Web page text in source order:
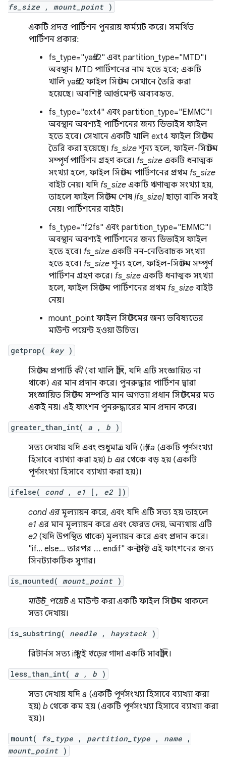
fs_size , mount_point )
একটি প্রদত্ত পার্টিশন পুনরায় ফর্ম্যাট করে। সমর্থিত
পার্টিশন প্রকার:
fs_type="yaffs2" এবং partition_type="MTD"।
অবস্থান MTD পার্টিশনের নাম হতে হবে; একটি
খালি yaffs2 ফাইল সিস্টেম সেখানে তৈরি করা
হয়েছে। অবশিষ্ট আর্গুমেন্ট অব্যবহৃত.
fs_type="ext4" এবং partition_type="EMMC"।
অবস্থান অবশ্যই পার্টিশনের জন্য ডিভাইস ফাইল
হতে হবে। সেখানে একটি খালি ext4 ফাইল সিস্টেম
তৈরি করা হয়েছে। fs_sizeশূন্য হলে, ফাইল-সিস্টেম
সম্পূর্ণ পার্টিশন গ্রহণ করে। fs_size একটি ধনাত্মক
সংখ্যা হলে, ফাইল সিস্টেম পার্টিশনের প্রথম fs_size
বাইট নেয়। যদি fs_size একটি ঋণাত্মক সংখ্যা হয়,
তাহলে ফাইল সিস্টেম শেষ |fs_size| ছাড়া বাকি সবই
নেয়। পার্টিশনের বাইট।
fs_type="f2fs" এবং partition_type="EMMC"।
অবস্থান অবশ্যই পার্টিশনের জন্য ডিভাইস ফাইল
হতে হবে। fs_size একটি নন-নেতিবাচক সংখ্যা
হতে হবে। fs_sizeশূন্য হলে, ফাইল-সিস্টেম সম্পূর্ণ
পার্টিশন গ্রহণ করে। fs_size একটি ধনাত্মক সংখ্যা
হলে, ফাইল সিস্টেম পার্টিশনের প্রথম fs_size বাইট
নেয়।
mount_point ফাইল সিস্টেমের জন্য ভবিষ্যতের
মাউন্ট পয়েন্ট হওয়া উচিত।
getprop( key)
সিস্টেম প্রপার্টি কী(বা খালি স্ট্রিং, যদি এটি সংজ্ঞায়িত না
থাকে) এর মান প্রদান করে। পুনরুদ্ধার পার্টিশন দ্বারা
সংজ্ঞায়িত সিস্টেম সম্পত্তি মান অগত্যা প্রধান সিস্টেমের মত
একই নয়। এই ফাংশন পুনরুদ্ধারের মান প্রদান করে।
greater_than_int( a , b )
সত্য দেখায় যদি এবং শুধুমাত্র যদি (iff)a (একটি পূর্ণসংখ্যা
হিসাবে ব্যাখ্যা করা হয়) b এর থেকে বড় হয় (একটি
পূর্ণসংখ্যা হিসাবে ব্যাখ্যা করা হয়)।
ifelse( cond, e1 [, e2 ])
cond এরমূল্যায়ন করে, এবং যদি এটি সত্য হয় তাহলে
e1 এর মান মূল্যায়ন করে এবং ফেরত দেয়, অন্যথায় এটি
e2(যদি উপস্থিত থাকে) মূল্যায়ন করে এবং প্রদান করে।
"if... else... তারপর ... endif" কনস্ট্রাক্ট এই ফাংশনের জন্য
সিনট্যাকটিক সুগার।
is_mounted( mount_point )
মাউন্ট_পয়েন্টএ মাউন্ট করা একটি ফাইল সিস্টেম থাকলে
সত্য দেখায়।
is_substring( needle , haystack)
রিটার্নস সত্য iffসুই খড়েরগাদা একটি সাবস্ট্রিং।
less_than_int( a , b )
সত্য দেখায় যদি a (একটি পূর্ণসংখ্যা হিসাবে ব্যাখ্যা করা
হয়) b থেকে কম হয় (একটি পূর্ণসংখ্যা হিসাবে ব্যাখ্যা করা
হয়)।
mount( fs_type , partition_type , name ,
mount_point )